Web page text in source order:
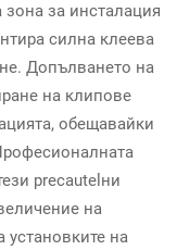
зона за инсталация
силна клеева
Допълването на
на клипове
обещавайки
precautelни
на
установките на